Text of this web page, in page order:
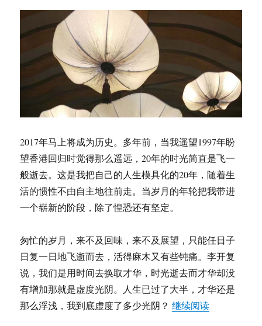
之
坡
2017年马上将成为历史。多年前，当我遥望1997年盼
望香港回归时觉得那么遥远，20年的时光简直是飞一
般逝去。这是我把自己的人生模具化的20年，随着生
活的惯性不由自主地往前走。当岁月的年轮把我带进
一个崭新的阶段，除了惶恐还有坚定。
匆忙的岁月，来不及回味，来不及展望，只能任日子
日复一日地飞逝而去，活得麻木又有些钝痛。李开复
说，我们是用时间去换取才华，时光逝去而才华却没
有增加那就是虚度光阴。人生已过了大半，才华还是
那么浮浅，我到底虚度了多少光阴？继续阅读“蒋琦：闲